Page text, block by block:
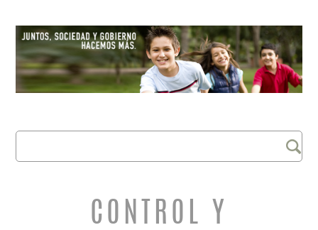
FORMULARIO DE
BÚSQUEDA
Buscar
CONTROL Y